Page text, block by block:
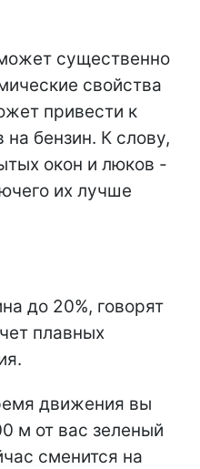
существенно
свойства
привести к
бензин. К слову,
окон и люков -
их лучше
до 20%, говорят
плавных
движения вы
м от вас зеленый
сменится на